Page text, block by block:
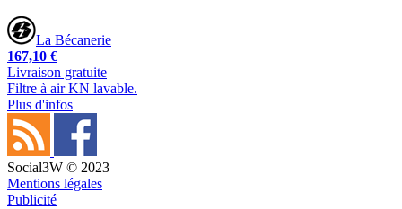
La Bécanerie
167,10 €
Livraison gratuite
Filtre à air KN lavable.
Plus d'infos
Social3W © 2023
Mentions légales
Publicité